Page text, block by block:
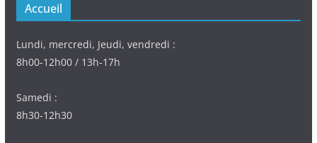
Accueil
Lundi, mercredi, Jeudi, vendredi :
8h00-12h00 / 13h-17h
Samedi :
8h30-12h30